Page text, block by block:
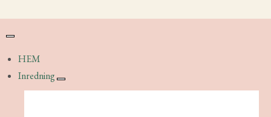
HEM
Inredning